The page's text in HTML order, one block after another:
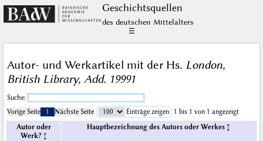
Geschichts­quellen
des deutschen Mittelalters
☰
Autor- und Werkartikel mit der Hs. London,
British Library, Add. 19991
Suche:
Vorige Seite
1 Nächste Seite Einträge zeigen
1 bis 1 von 1 angezeigt
Autor oder
Werk?
Hauptbezeichnung des Autors oder Werkes